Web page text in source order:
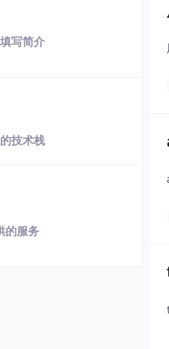
写简介
技术栈
的服务